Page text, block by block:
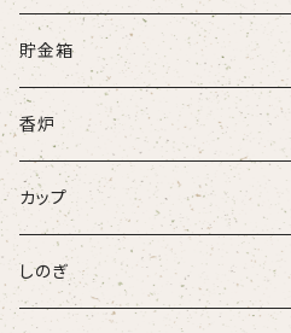
牛
ネコ
ウサギ
パンダ
貯金箱
香炉
カップ
しのぎ